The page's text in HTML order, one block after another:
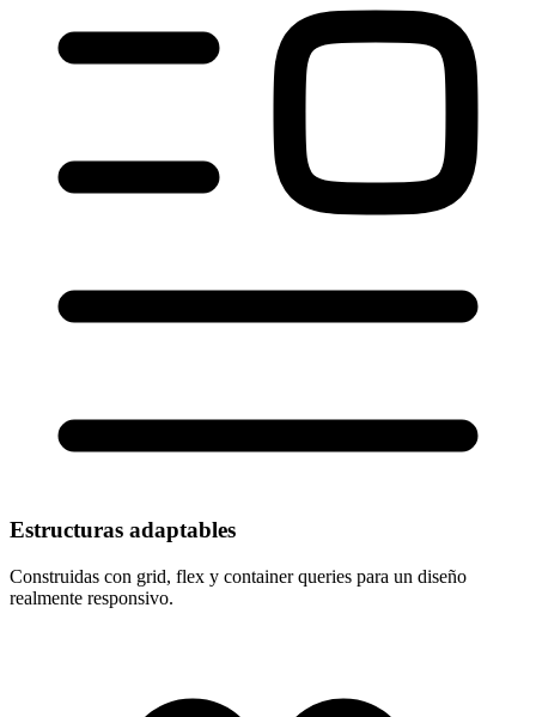
Estructuras adaptables
Construidas con grid, flex y container queries para un diseño
realmente responsivo.